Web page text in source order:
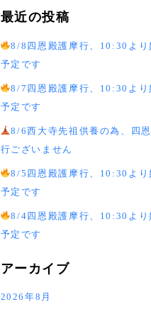
最近の投稿
8/8四恩殿護摩行、10:30より
予定です
8/7四恩殿護摩行、10:30より
予定です
8/6西大寺先祖供養の為、四
行ございません
8/5四恩殿護摩行、10:30より
予定です
8/4四恩殿護摩行、10:30より
予定です
アーカイブ
2026年8月